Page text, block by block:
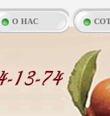
О НАС